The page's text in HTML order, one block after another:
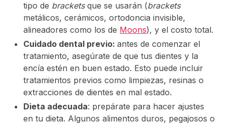
tipo de bracketsque se usarán (brackets
metálicos, cerámicos, ortodoncia invisible,
alineadores como los de Moons), y el costo total.
Cuidado dental previo:antes de comenzar el
tratamiento, asegúrate de que tus dientes y la
encía estén en buen estado. Esto puede incluir
tratamientos previos como limpiezas, resinas o
extracciones de dientes en mal estado.
Dieta adecuada: prepárate para hacer ajustes
en tu dieta. Algunos alimentos duros, pegajosos o